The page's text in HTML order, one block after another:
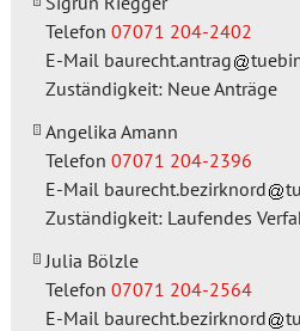
Telefon 07071 204-2402
E-Mail baurecht.antrag
Zuständigkeit: Neue Anträge
Angelika Amann
Telefon 07071 204-2396
E-Mail baurecht.bezirknord
Zuständigkeit: Laufendes
Julia Bölzle
Telefon 07071 204-2564
E-Mail baurecht.bezirknord